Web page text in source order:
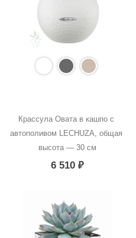
Крассула Овата в кашпо с
автополивом LECHUZA, общая
высота — 30 см
6 510₽